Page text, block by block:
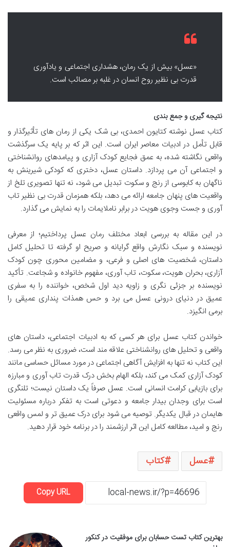
«عسل» بیش از یک رمان، هشداری اجتماعی و یادآوری
قدرت بی نظیر روح انسان در غلبه بر مصائب است.
نتیجه گیری و جمع بندی
کتاب عسل نوشته کتایون احمدی، بی شک یکی از رمان های تأثیرگذار و
قابل تأمل در ادبیات معاصر ایران است. این اثر که بر پایه یک سرگذشت
واقعی نگاشته شده، به عمق فجایع کودک آزاری و پیامدهای روانشناختی
و اجتماعی آن می پردازد. داستان عسل، دختری که کودکی شیرینش به
ناگهان به کابوسی از رنج و سکوت تبدیل می شود، نه تنها تصویری تلخ از
واقعیت های پنهان جامعه ارائه می دهد، بلکه همزمان قدرت بی نظیر تاب
آوری و جست وجوی هویت در برابر ناملایمات را به نمایش می گذارد.
در این مقاله به بررسی ابعاد مختلف رمان عسل پرداختیم؛ از معرفی
نویسنده و سبک نگارش واقع گرایانه و صریح او گرفته تا تحلیل کامل
داستان، شخصیت های اصلی و فرعی، و مضامین محوری چون کودک
آزاری، بحران هویت، سکوت، تاب آوری، مفهوم خانواده و شجاعت. تأکید
نویسنده بر جزئی نگری و زاویه دید اول شخص، خواننده را به سفری
عمیق در دنیای درونی عسل می برد و حس همذات پنداری عمیقی را
برمی انگیزد.
خواندن کتاب عسل برای هر کسی که به ادبیات اجتماعی، داستان های
واقعی و تحلیل های روانشناختی علاقه مند است، ضروری به نظر می رسد.
این کتاب نه تنها به افزایش آگاهی اجتماعی در مورد مسائل حساسی مانند
کودک آزاری کمک می کند، بلکه الهام بخش درک قدرت تاب آوری و مبارزه
برای بازیابی کرامت انسانی است. عسل صرفاً یک داستان نیست؛ تلنگری
است برای وجدان بیدار جامعه و دعوتی است به تفکر درباره مسئولیت
هایمان در قبال یکدیگر. توصیه می شود برای درک عمیق تر و لمس واقعی
رنج و امید، مطالعه کامل این اثر ارزشمند را در برنامه خود قرار دهید.
عسل کتاب
Copy URL
بهترین کتاب تست حسابان برای موفقیت در کنکور